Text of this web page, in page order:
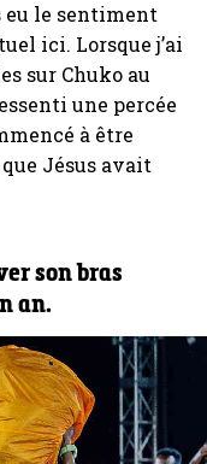
eu le sentiment
ici. Lorsque j’ai
sur Chuko au
une percée
à être
Jésus avait
son bras
an.